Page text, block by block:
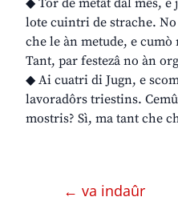
lote cuintri de strache.
che le àn metude, e
Tant, par festezâ no àn
◆ Ai cuatri di Jugn, e
lavoradôrs triestins.
mostris? Sì, ma tant che
← va indaûr